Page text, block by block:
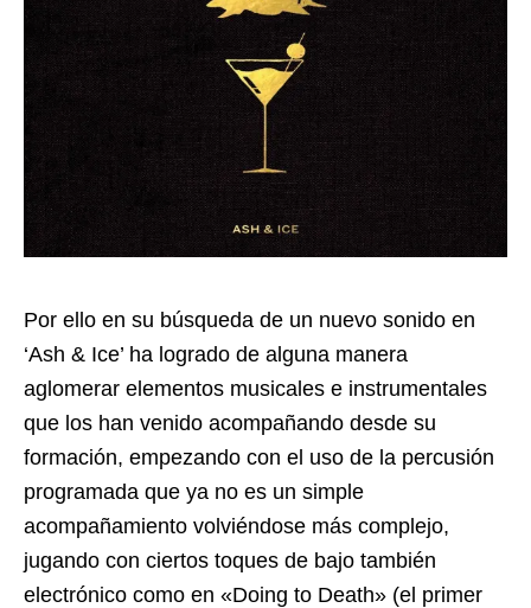
Por ello en su búsqueda de un nuevo sonido en
‘Ash & Ice’ ha logrado de alguna manera
aglomerar elementos musicales e instrumentales
que los han venido acompañando desde su
formación, empezando con el uso de la percusión
programada que ya no es un simple
acompañamiento volviéndose más complejo,
jugando con ciertos toques de bajo también
electrónico como en «Doing to Death» (el primer